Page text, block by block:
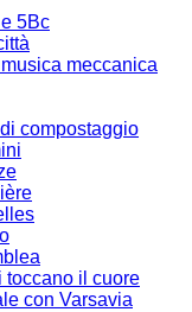
5Bc
meccanica
compostaggio
toccano il cuore
con Varsavia